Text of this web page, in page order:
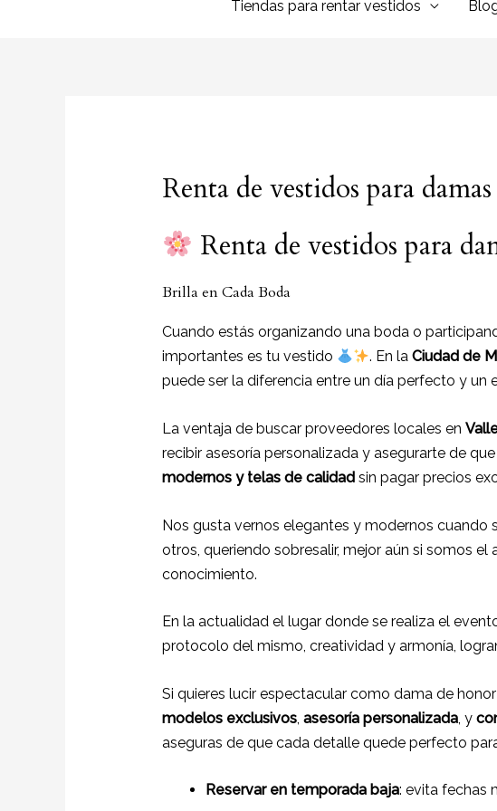
Tiendas para rentar vestidos
Renta de vestidos para
Renta de vestidos para
Brilla en Cada Boda
Cuando estás organizando una boda o
importantes es tu vestido
. En laCiudad de
puede ser la diferencia entre un día perfecto y un
La ventaja de buscar proveedores locales en
recibir asesoría personalizada y asegurarte de
modernos y telas de calidadsin pagar precios
Nos gusta vernos elegantes y modernos cuando
otros, queriendo sobresalir, mejor aún si somos
conocimiento.
En la actualidad el lugar donde se realiza el
protocolo del mismo, creatividad y armonía,
Si quieres lucir espectacular como dama de
modelos exclusivos, asesoría personalizada, y
aseguras de que cada detalle quede perfecto
Reservar en temporada baja: evita fechas